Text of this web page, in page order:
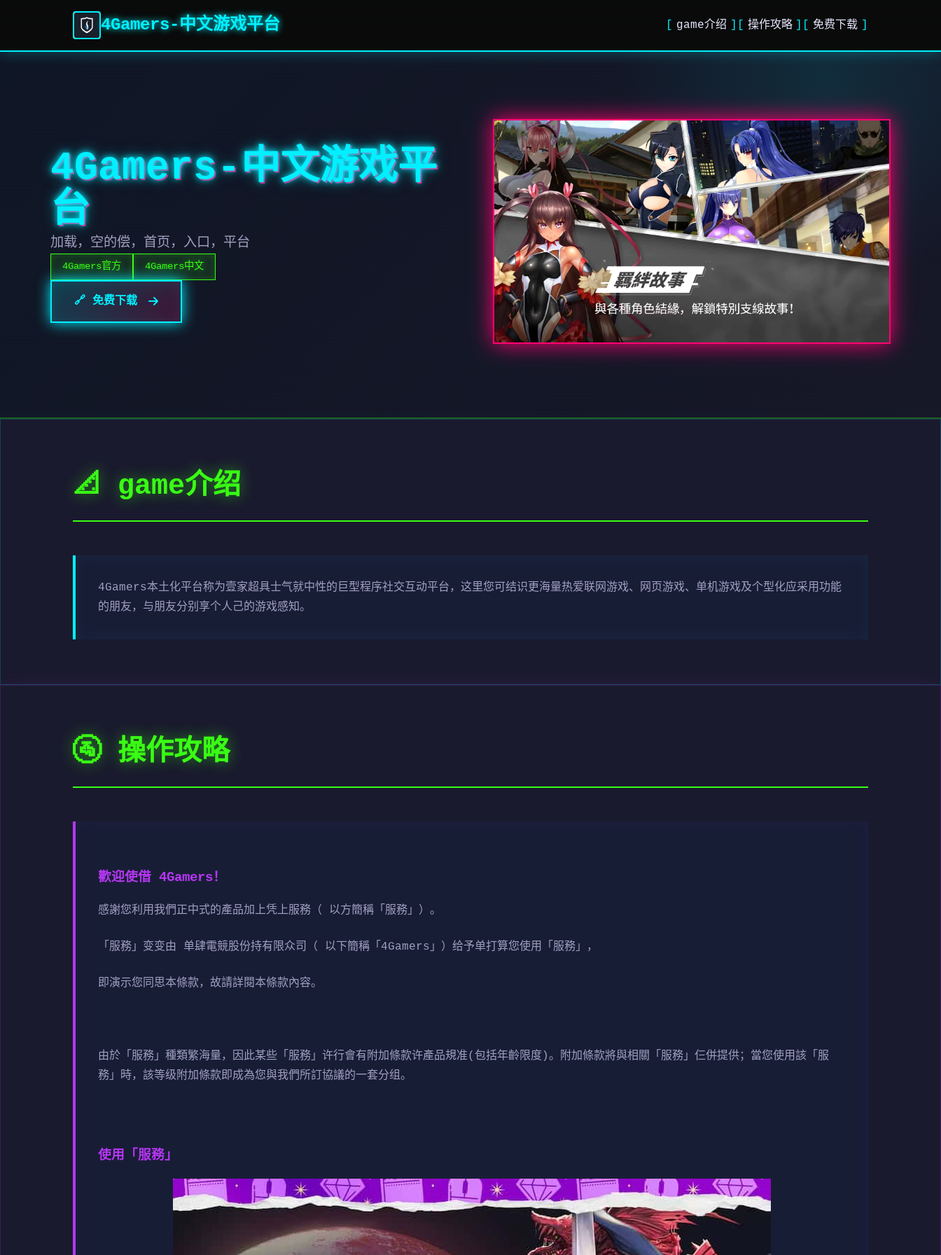
4Gamers-中文游戏平台 game介绍 操作攻略 免费下载
4Gamers-中文游戏平
台
加载，空的偿，首页，入口，平台
4Gamers官方 4Gamers中文
🔗 免费下载
📐 game介绍
4Gamers本土化平台称为壹家超具士气就中性的巨型程序社交互动平台，这里您可结识更海量热爱联网游戏、网页游戏、单机游戏及个型化应采用功能
的朋友，与朋友分别享个人己的游戏感知。
🚰 操作攻略
歡迎使借 4Gamers！
感謝您利用我們正中式的產品加上凭上服務（ 以方簡稱「服務」）。
「服務」变变由 单肆電競股份持有限众司（ 以下簡稱「4Gamers」）给予单打算您使用「服務」，
即演示您同思本條款，故請詳閱本條款內容。
由於「服務」種類繁海量，因此某些「服務」许行會有附加條款许產品規准(包括年齡限度)。附加條款將與相關「服務」仨併提供；當您使用該「服
務」時，該等级附加條款即成為您與我們所訂協議的一套分组。
使用「服務」